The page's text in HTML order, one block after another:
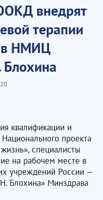
внедрят
терапии
в НМИЦ
квалификации и
проекта
специалисты
на рабочем месте в
учреждений России —
Блохина» Минздрава